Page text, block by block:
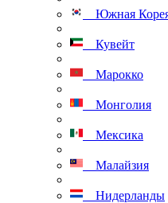
Южная
Кувейт
Марокко
Монголия
Мексика
Малайзия
Нидерланды